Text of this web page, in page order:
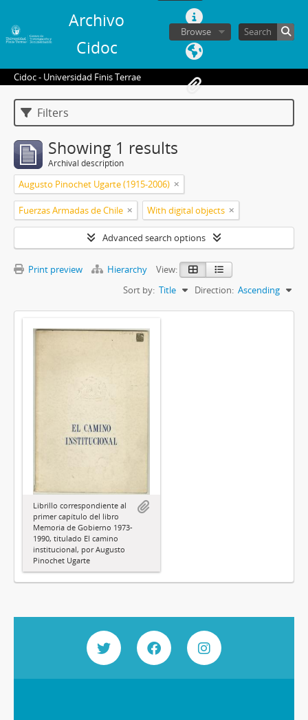
Archivo
Cidoc
Browse
Cidoc - Universidad Finis Terrae
Filters
Showing 1 results
Archival description
Augusto Pinochet Ugarte (1915-2006)
Fuerzas Armadas de Chile With digital objects
Advanced search options
Print preview Hierarchy
View:
Sort by: Title Direction: Ascending
Librillo correspondiente al
primer capítulo del libro
Memoria de Gobierno 1973-
1990, titulado El camino
institucional, por Augusto
Pinochet Ugarte